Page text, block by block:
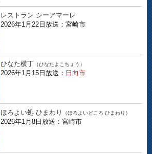
レストラン シーアマーレ
2026年1月22日放送：宮崎市
ひなた横丁 （ひなたよこちょう）
2026年1月15日放送： 日向市
ほろよい処 ひまわり （ほろよいどころ ひまわり）
2026年1月8日放送：宮崎市